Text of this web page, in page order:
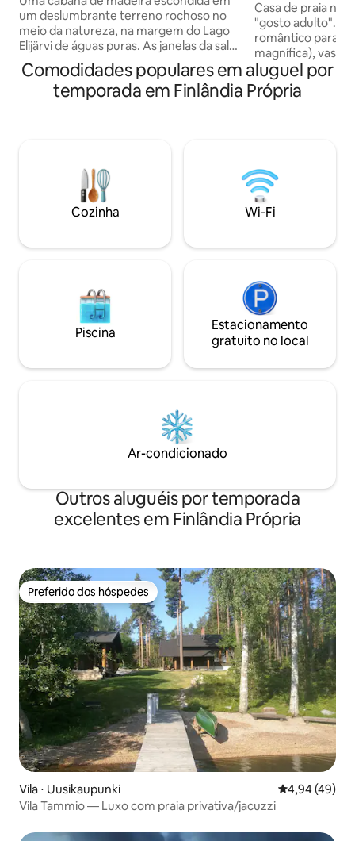
um deslumbrante terreno rochoso no
meio da natureza, na margem do Lago
Elijärvi de águas puras. As janelas da sala
de estar e o terraço se abrem para uma
vista do lago coroada por magníficos
pores do sol. O chalé tem todas as
gás, um amplo terraço e um barco a
remo privativo. Casa de campo
tradicional de madeira com todos os
confortos básicos ao lado do lago Elijärvi.
terraço com pores do sol
para dois
Casa de praia na
"gosto adulto".
romântico para
magnífica), vaso
churrasqueira a
jacuzzi são de
Comodidades
colchão e
140 cm de
dois. Traga sua
toalhas para a
Comodidades populares em aluguel por
temporada em Finlândia Própria
Cozinha Wi-Fi
Piscina
Estacionamento
gratuito no local
Ar-condicionado
Outros aluguéis por temporada
excelentes em Finlândia Própria
Preferido dos hóspedes
Preferido dos hóspedes
Vila ⋅ Uusikaupunki 4,94 de uma
4,94 (49)
Vila Tammio — Luxo com praia privativa/jacuzzi